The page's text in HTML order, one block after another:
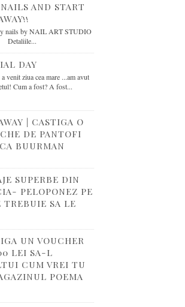
AND START
nails by NAIL ART STUDIO
Detaliile...
DAY
venit ziua cea mare ...am avut
Cum a fost? A fost...
| CASTIGA O
DE PANTOFI
BUURMAN
SUPERBE DIN
PELOPONEZ PE
TREBUIE SA LE
UN VOUCHER
LEI SA-L
CUM VREI TU
POEMA